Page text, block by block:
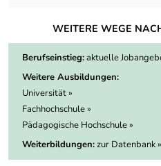
WEITERE WEGE
Berufseinstieg:aktuelle
Weitere Ausbildungen:
Universität »
Fachhochschule »
Pädagogische Hochschule »
Weiterbildungen:zur Datenbank »